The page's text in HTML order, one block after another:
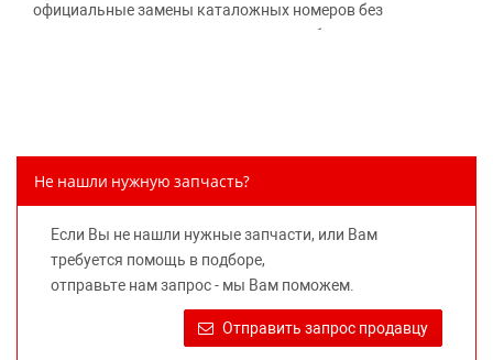
официальные замены каталожных номеров без
дополнительного уведомления дистрибьюторов, что
части к той или иной марке автомобиля, то есть на
предлагаемых к продаже запасных частей для
автомобилей и их производителей, не нарушает права
правообладателей указанных товарных знаков.
Требование предоставлять покупателю необходимую и
достоверную информацию о товаре, предлагаемом к
Не нашли нужную запчасть?
Если Вы не нашли нужные запчасти, или Вам
требуется помощь в подборе,
отправьте нам запрос - мы Вам поможем.
Отправить запрос продавцу